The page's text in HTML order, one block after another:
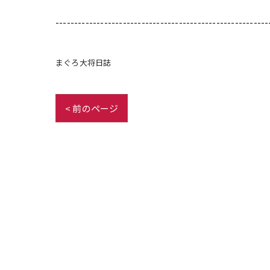
まぐろ大将日誌
< 前のページ